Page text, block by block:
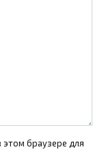
этом браузере для